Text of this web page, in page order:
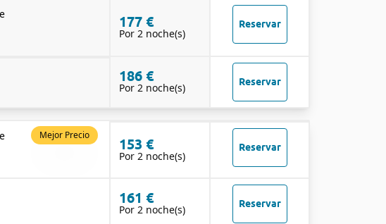
177 €
Por 2 noche(s)
Reservar
186 €
Por 2 noche(s) Reservar
Mejor Precio
153 €
Por 2 noche(s)
Reservar
161 €
Por 2 noche(s) Reservar